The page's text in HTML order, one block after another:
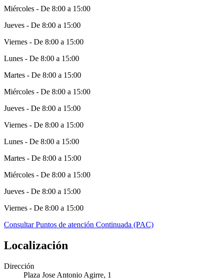
Miércoles - De 8:00 a 15:00
Jueves - De 8:00 a 15:00
Viernes - De 8:00 a 15:00
Lunes - De 8:00 a 15:00
Martes - De 8:00 a 15:00
Miércoles - De 8:00 a 15:00
Jueves - De 8:00 a 15:00
Viernes - De 8:00 a 15:00
Lunes - De 8:00 a 15:00
Martes - De 8:00 a 15:00
Miércoles - De 8:00 a 15:00
Jueves - De 8:00 a 15:00
Viernes - De 8:00 a 15:00
Consultar Puntos de atención Continuada (PAC)
Localización
Dirección
Plaza Jose Antonio Agirre, 1